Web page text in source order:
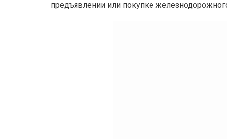
предъявлении или покупке